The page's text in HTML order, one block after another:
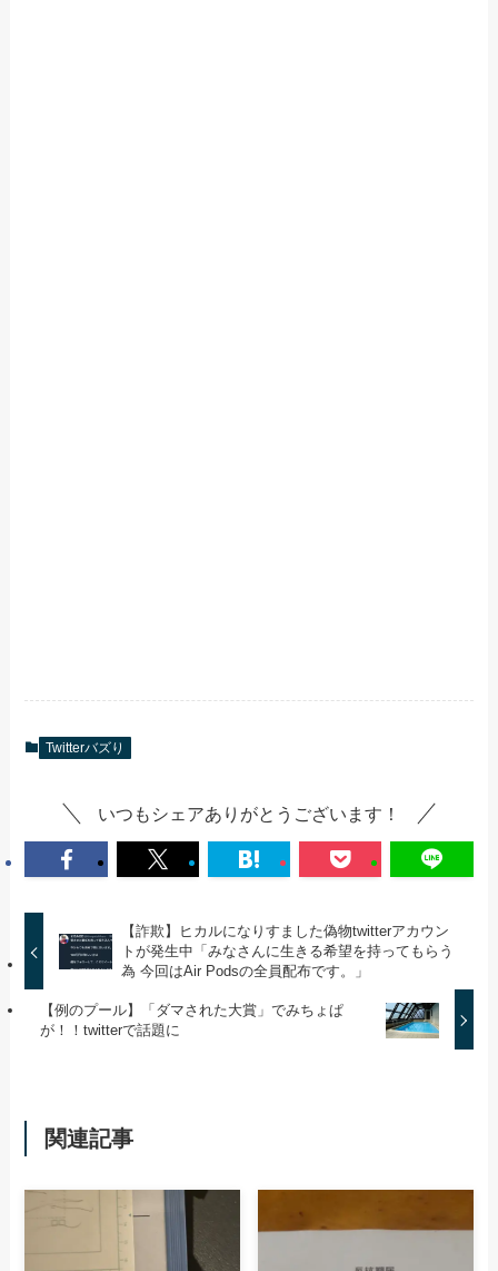
Twitterバズり
いつもシェアありがとうございます！
【詐欺】ヒカルになりすました偽物twitterアカウン
トが発生中「みなさんに生きる希望を持ってもらう
為 今回はAir Podsの全員配布です。」
【例のプール】「ダマされた大賞」でみちょぱ
が！！twitterで話題に
関連記事